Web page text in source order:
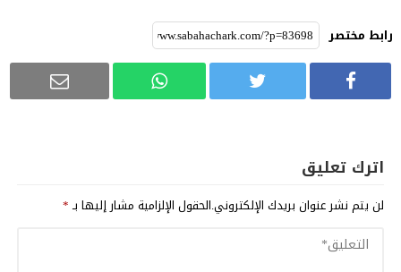
رابط مختصر
اترك تعليق
لن يتم نشر عنوان بريدك الإلكتروني.الحقول الإلزامية مشار إليها بـ*